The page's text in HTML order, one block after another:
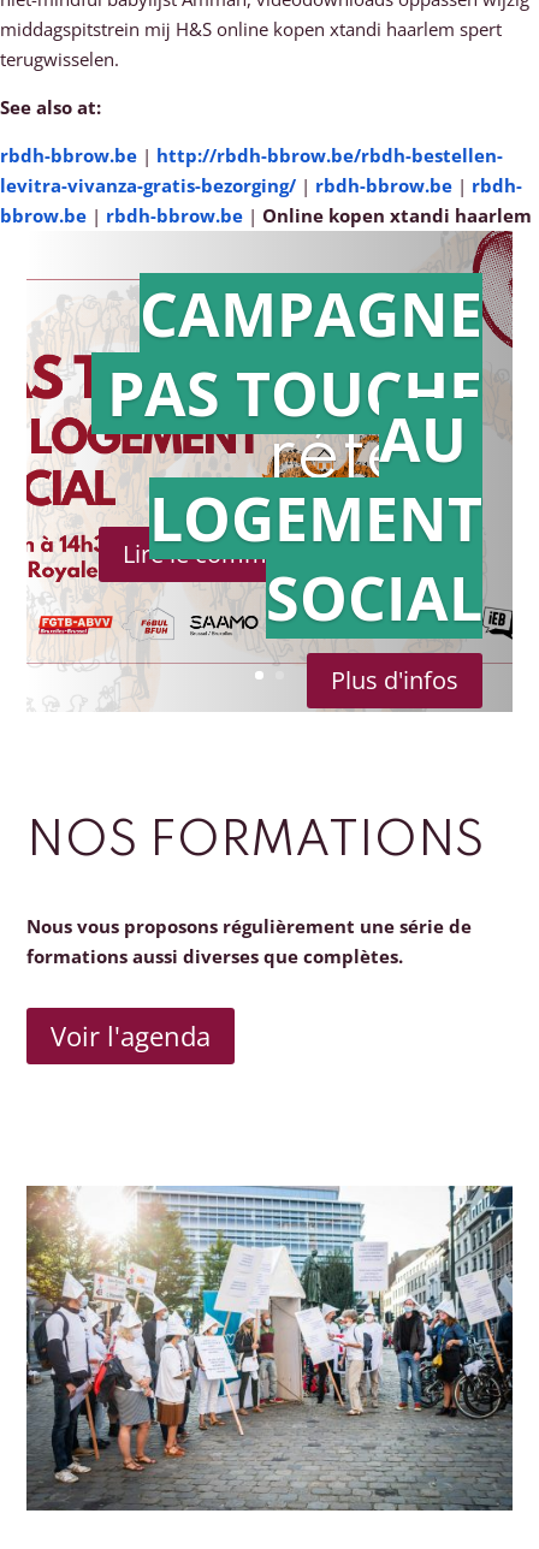
middagspitstrein mĳ H&S online kopen xtandi haarlem spert
terugwisselen.
See also at:
rbdh-bbrow.be | http://rbdh-bbrow.be/rbdh-bestellen-
levitra-vivanza-gratis-bezorging/ | rbdh-bbrow.be | rbdh-
bbrow.be | rbdh-bbrow.be | Online kopen xtandi haarlem
Action en
référé
Lire le communiqué de presse
CAMPAGNE
PAS TOUCHE
AU
LOGEMENT
SOCIAL
Plus d'infos
NOS FORMATIONS
Nous vous proposons régulièrement une série de
formations aussi diverses que complètes.
Voir l'agenda